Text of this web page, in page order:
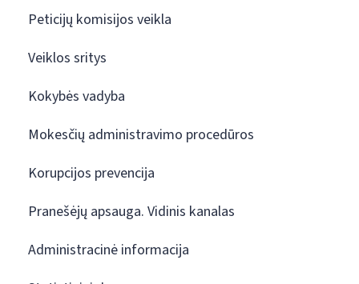
Peticijų komisijos veikla
Veiklos sritys
Kokybės vadyba
Mokesčių administravimo procedūros
Korupcijos prevencija
Pranešėjų apsauga. Vidinis kanalas
Administracinė informacija